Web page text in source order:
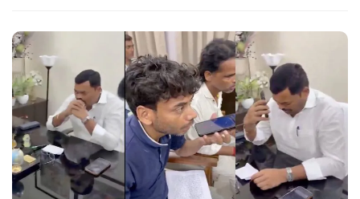
को गोद लेने के लिए पीएम से अपील भी की है.